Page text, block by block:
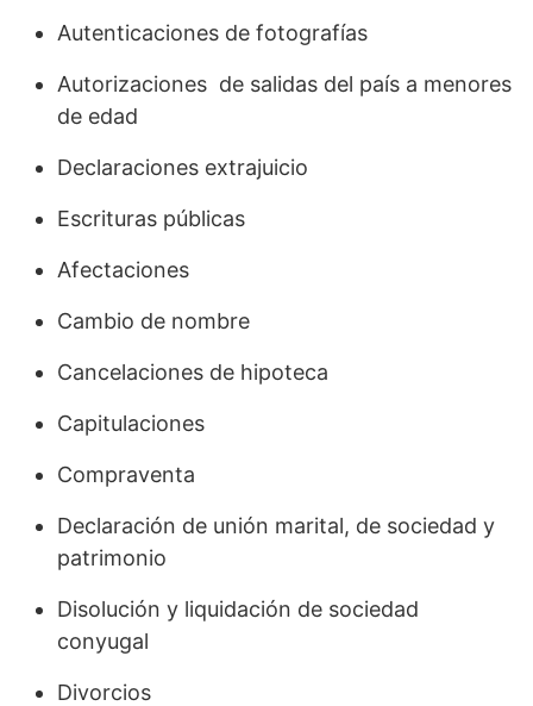
Autenticaciones de fotografías
Autorizaciones de salidas del país a menores
de edad
Declaraciones extrajuicio
Escrituras públicas
Afectaciones
Cambio de nombre
Cancelaciones de hipoteca
Capitulaciones
Compraventa
Declaración de unión marital, de sociedad y
patrimonio
Disolución y liquidación de sociedad
conyugal
Divorcios